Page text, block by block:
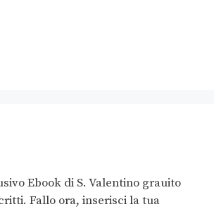
Ebook di S. Valentino grauito
Fallo ora, inserisci la tua